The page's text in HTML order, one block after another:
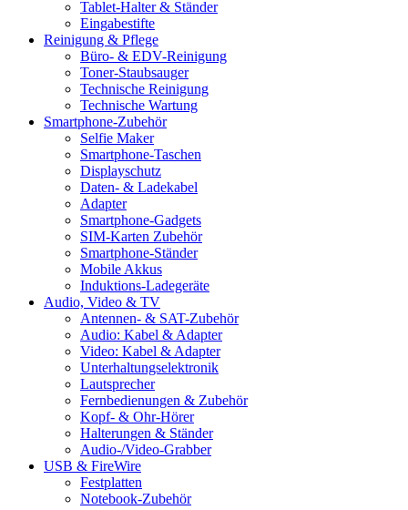
Tablet-Halter & Ständer
Eingabestifte
Reinigung & Pflege
Büro- & EDV-Reinigung
Toner-Staubsauger
Technische Reinigung
Technische Wartung
Smartphone-Zubehör
Selfie Maker
Smartphone-Taschen
Displayschutz
Daten- & Ladekabel
Adapter
Smartphone-Gadgets
SIM-Karten Zubehör
Smartphone-Ständer
Mobile Akkus
Induktions-Ladegeräte
Audio, Video & TV
Antennen- & SAT-Zubehör
Audio: Kabel & Adapter
Video: Kabel & Adapter
Unterhaltungselektronik
Lautsprecher
Fernbedienungen & Zubehör
Kopf- & Ohr-Hörer
Halterungen & Ständer
Audio-/Video-Grabber
USB & FireWire
Festplatten
Notebook-Zubehör